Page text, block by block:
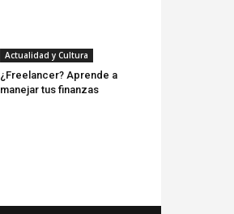
Actualidad y Cultura
¿Freelancer? Aprende a
manejar tus finanzas